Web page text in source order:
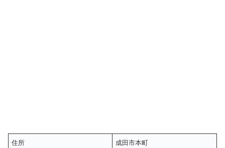
住所 成田市本町